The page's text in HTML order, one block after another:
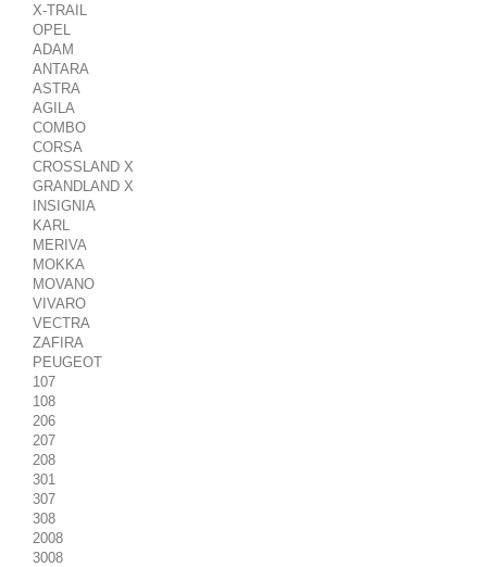
X-TRAIL
OPEL
ADAM
ANTARA
ASTRA
AGILA
COMBO
CORSA
CROSSLAND X
GRANDLAND X
INSIGNIA
KARL
MERIVA
MOKKA
MOVANO
VIVARO
VECTRA
ZAFIRA
PEUGEOT
107
108
206
207
208
301
307
308
2008
3008